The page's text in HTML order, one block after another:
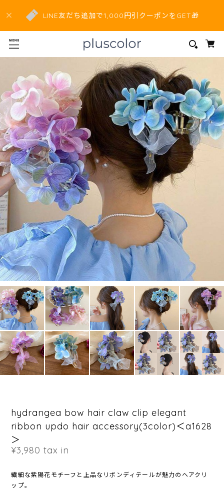
LINE友だち追加で1,000円引クーポンをGET🎁
hydrangea bow hair claw clip elegant
ribbon updo hair accessory(3color)＜a1628
＞
¥3,980 tax in
繊細な紫陽花モチーフと上品なリボンディテールが魅力のヘアクリ
ップ。